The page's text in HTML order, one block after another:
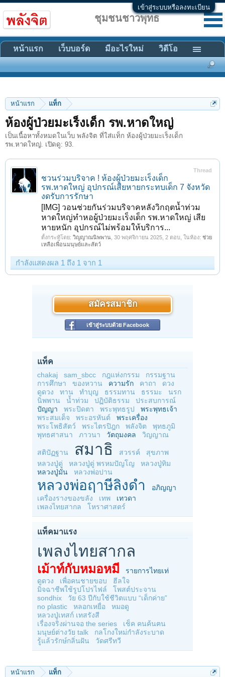
เข้าสู่ระบบหรือลงทะเบียน
หน้าแรก แท็ก
ห้องผู้ป่วยมะเร็งเด็ก รพ.หาดใหญ่
เป็นเนื้อหาทั้งหมดในเว็บ พลังจิต ที่ใส่แท็ก ห้องผู้ป่วยมะเร็งเด็ก
รพ.หาดใหญ่. เปิดดู: 93.
Thread
ชวนร่วมบริจาค ! ห้องผู้ป่วยมะเร็งเด็ก
รพ.หาดใหญ่ อุปกรณ์เสียหายกระทบเด็ก 7 จังหวัด
งดรับการรักษา
[IMG] วอนช่วยกันร่วมบริจาคหลังวิกฤตน้ำท่วม
หาดใหญ่ทำหอผู้ป่วยมะเร็งเด็ก รพ.หาดใหญ่ เสีย
หายหนัก อุปกรณ์ไม่พร้อมให้บริการ...
ตั้งกระทู้โดย: วิญญาณนิพพาน 30 พฤศจิกายน 2025 , 2 ตอบ, ในห้อง: ช่วย
เหลือเพื่อนมนุษย์และสัตว์
กำลังแสดงผล 1 ถึง 1 จาก 1
สมัครสมาชิก
เข้าสู่ระบบด้วย Facebook
แท็ค
chakaj sam_sbcc กฎแห่งกรรม
กรรมฐาน
การศึกษา
ของหวาน ความรัก คาถา
ดวง
ดูดวง
ทาน ทำบุญ ธรรมทาน ธรรมะ
นรก
นิพพาน
น้ำท่วม ปฏิบัติธรรม
ประสบการณ์
ปัญญา
พระปิดตา พระพุทธรูป
พระพุทธเจ้า
พระสมเด็จ
พระอรหันต์
พระเครื่อง
พระโพธิสัตว์
พระไตรปิฎก พลังจิต
พุทธภูมิ
พุทธศาสนา
ภาวนา วัตถุมงคล วิญญาณ
สติปัฏฐาน สมาธิ สวรรค์
สุขภาพ
หลวงปู่ดู่
หลวงปู่ดู่ พรหมปัญโญ
หลวงปู่ทิม
หลวงปู่มั่น
หลวงพ่อปาน
หลวงพ่อฤาษีลิงดำ
อภิญญา
เครื่องรางของขลัง
เทพ
เทวดา
เพลงไทยสากล
โหราศาสตร์
แท็คมาแรง
เพลงไทยสากล
เม้าท์กับหมอหมี
รายการไทยเท่
ดูดวง
เพื่อคนชายขอบ
ฮีลใจ
มิจฉาชีพใช้รูปโปรไฟล์
โพสต์ประจาน
sondhix
วัย 63 ปีกับใช้ชีวิตแบบ “เด็กค่าย”
no plastic
หลอกเหยื่อ
หมอดู
หลวงปู่เทสก์ เทสรังสี
เรื่องจริงผ่านจอ the series
เช็ค คนค้นฅน
มนุษย์ต่างวัย talk
กลโกงใหม่กำลังระบาด
รู้แล้วรักษ์กลิ่นฝัน
วัดศรีทวี
หน้าแรก แท็ก
ชุมชนชาวพุทธ
หน้าแรก เว็บบอร์ด มีอะไรใหม่ วิดีโอ